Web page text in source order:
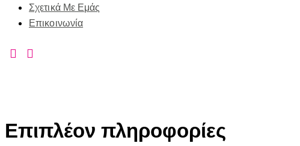
Σχετικά Με Εμάς
Επικοινωνία
Επιπλέον πληροφορίες